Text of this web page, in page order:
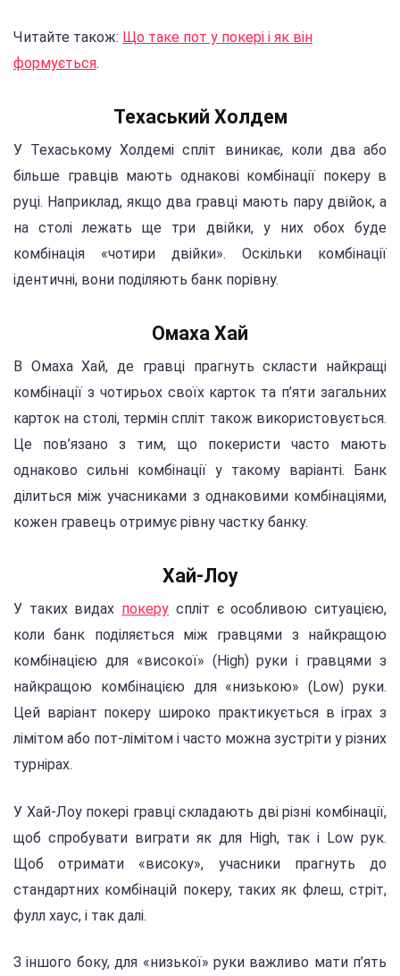
Читайте також: Що таке пот у покері і як він
формується.
Техаський Холдем
У Техаському Холдемі спліт виникає, коли два або
більше гравців мають однакові комбінації покеру в
руці. Наприклад, якщо два гравці мають пару двійок, а
на столі лежать ще три двійки, у них обох буде
комбінація «чотири двійки». Оскільки комбінації
ідентичні, вони поділяють банк порівну.
Омаха Хай
В Омаха Хай, де гравці прагнуть скласти найкращі
комбінації з чотирьох своїх карток та п’яти загальних
карток на столі, термін спліт також використовується.
Це пов’язано з тим, що покеристи часто мають
однаково сильні комбінації у такому варіанті. Банк
ділиться між учасниками з однаковими комбінаціями,
кожен гравець отримує рівну частку банку.
Хай-Лоу
У таких видах покеру спліт є особливою ситуацією,
коли банк поділяється між гравцями з найкращою
комбінацією для «високої» (High) руки і гравцями з
найкращою комбінацією для «низькою» (Low) руки.
Цей варіант покеру широко практикується в іграх з
лімітом або пот-лімітом і часто можна зустріти у різних
турнірах.
У Хай-Лоу покері гравці складають дві різні комбінації,
щоб спробувати виграти як для High, так і Low рук.
Щоб отримати «високу», учасники прагнуть до
стандартних комбінацій покеру, таких як флеш, стріт,
фулл хаус, і так далі.
З іншого боку, для «низької» руки важливо мати п’ять